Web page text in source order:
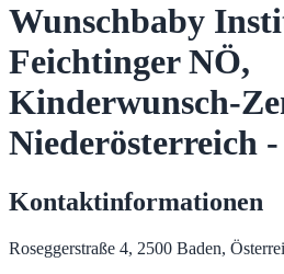
Wunschbaby
Feichtinger NÖ,
Kinderwunsch-
Niederösterreich
Kontaktinformationen
Roseggerstraße 4, 2500 Baden,